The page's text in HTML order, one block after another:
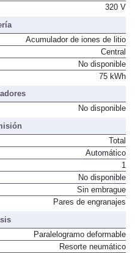
320 V
Acumulador de iones de litio
Central
No disponible
75 kWh
No disponible
Total
Automático
1
No disponible
Sin embrague
Pares de engranajes
Paralelogramo deformable
Resorte neumático